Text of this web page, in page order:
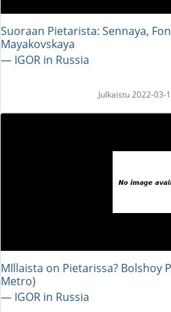
Suoraan Pietarista: Sennaya,
Mayakovskaya
― IGOR in Russia
Julkaistu 2022-
MIllaista on Pietarissa? Bolshoy
Metro)
― IGOR in Russia